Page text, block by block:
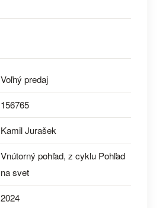
Voľný predaj
156765
Kamil Jurašek
Vnútorný pohľad, z cyklu Pohľad
na svet
2024